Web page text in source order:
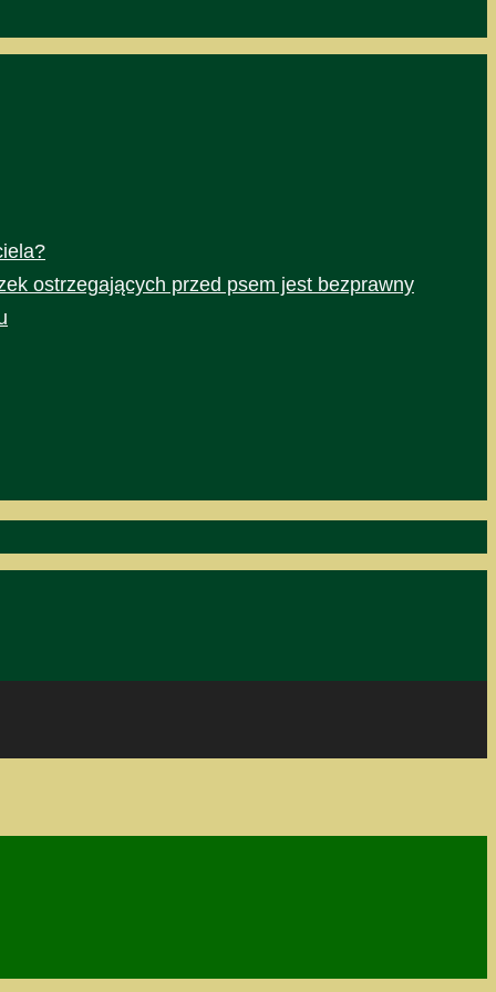
ostrzegających przed psem jest bezprawny